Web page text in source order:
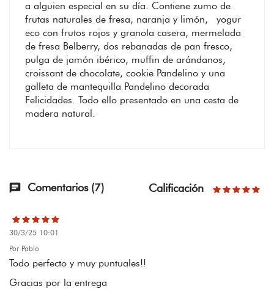
a alguien especial en su día. Contiene zumo de
frutas naturales de fresa, naranja y limón, yogur
eco con frutos rojos y granola casera, mermelada
de fresa Belberry, dos rebanadas de pan fresco,
pulga de jamón ibérico, muffin de arándanos,
croissant de chocolate, cookie Pandelino y una
galleta de mantequilla Pandelino decorada
Felicidades. Todo ello presentado en una cesta de
madera natural.
chat Comentarios (7) Calificación
30/3/25 10:01
Por Pablo
Todo perfecto y muy puntuales!!
Gracias por la entrega